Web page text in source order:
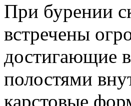
При бурении
встречены
достигающие
полостями
карстовые